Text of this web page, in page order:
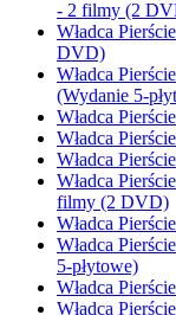
- 2 filmy (2
Władca
DVD)
Władca
(Wydanie 5-
Władca
Władca
Władca
Władca
filmy (2 DVD)
Władca
Władca
5-płytowe)
Władca
Władca